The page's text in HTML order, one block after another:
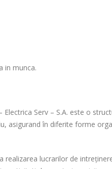
in munca.
Serv – S.A. este o
asigurand în diferite forme
lucrarilor de